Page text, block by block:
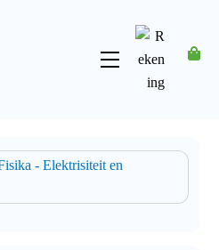
Menu
Rekening